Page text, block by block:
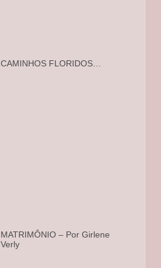
CAMINHOS FLORIDOS…
MATRIMÔNIO – Por Girlene
Verly